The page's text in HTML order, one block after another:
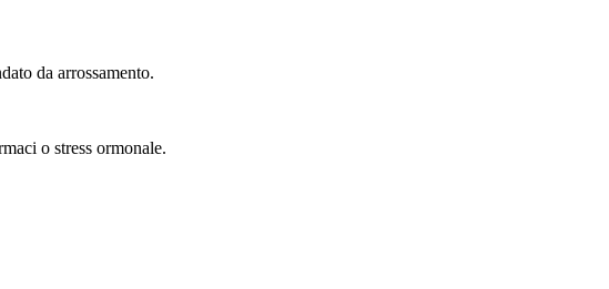
da arrossamento.
o stress ormonale.